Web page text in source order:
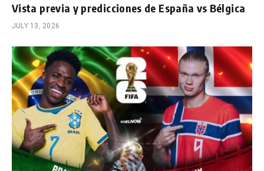
Vista previa y predicciones de España vs Bélgica
JULY 13, 2026